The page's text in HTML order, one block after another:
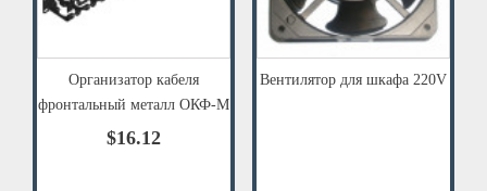
Организатор кабеля
фронтальный металл ОКФ-М
$16.12
Вентилятор для шкафа 220V